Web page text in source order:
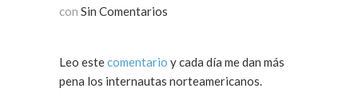
con Sin Comentarios
Leo estecomentario y cada día me dan más
pena los internautas norteamericanos.